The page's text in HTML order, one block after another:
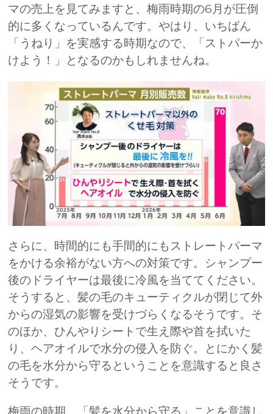
マの売上を見てみますと、梅雨時期の6月が圧倒
的に多くなっているんです。やはり、いちばん
「うねり」を実感する時期なので、「ストパーか
けよう！」となるのかもしれませんね。
さらに、時間的にも手間的にもストレートパーマ
をかける余裕がない方への対策です。シャンプー
後のドライヤーは最後に冷風を当ててください。
そうすると、髪の毛のキューティクルが閉じて外
からの湿気の影響を受けづらくなるそうです。そ
のほか、ひんやりシートで生え際や首を拭いた
り、ヘアオイルで水分の侵入を防ぐ。とにかく髪
の毛を水分から守るということを意識すると良さ
そうです。
梅雨の時期、「髪を水分から守る」ことを意識し